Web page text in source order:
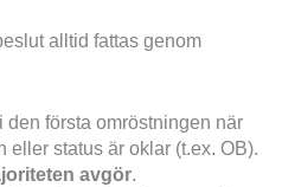
alltid fattas genom
i den första omröstningen när
eller status är oklar (t.ex. OB).
avgör.